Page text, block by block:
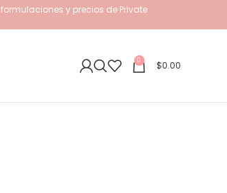
formulaciones y precios de Private
0 $0.00